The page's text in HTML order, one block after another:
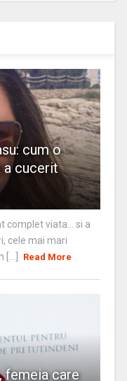
cum o
a cucerit
complet viata… si a
cele mai mari
Read More
femeia care